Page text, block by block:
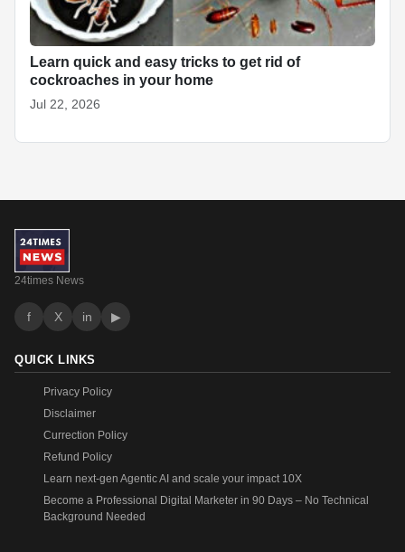
Learn quick and easy tricks to get rid of
cockroaches in your home
Jul 22, 2026
24times News
f X in ▶
QUICK LINKS
Privacy Policy
Disclaimer
Currection Policy
Refund Policy
Learn next-gen Agentic AI and scale your impact 10X
Become a Professional Digital Marketer in 90 Days – No Technical
Background Needed